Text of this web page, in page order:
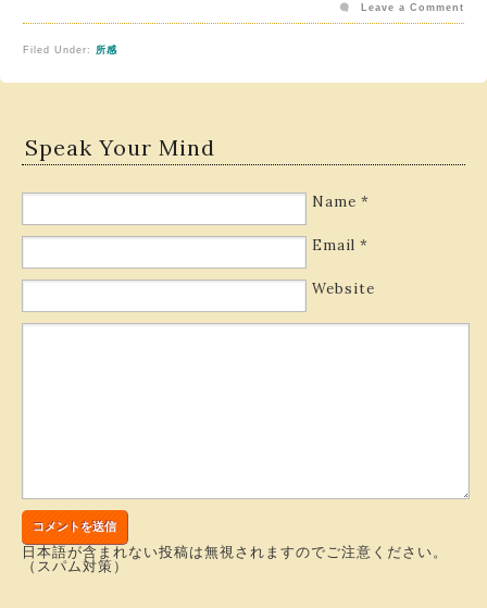
Filed Under: 所感
Leave a Comment
Speak Your Mind
Name *
Email *
Website
日本語が含まれない投稿は無視されますのでご注意ください。
（スパム対策）